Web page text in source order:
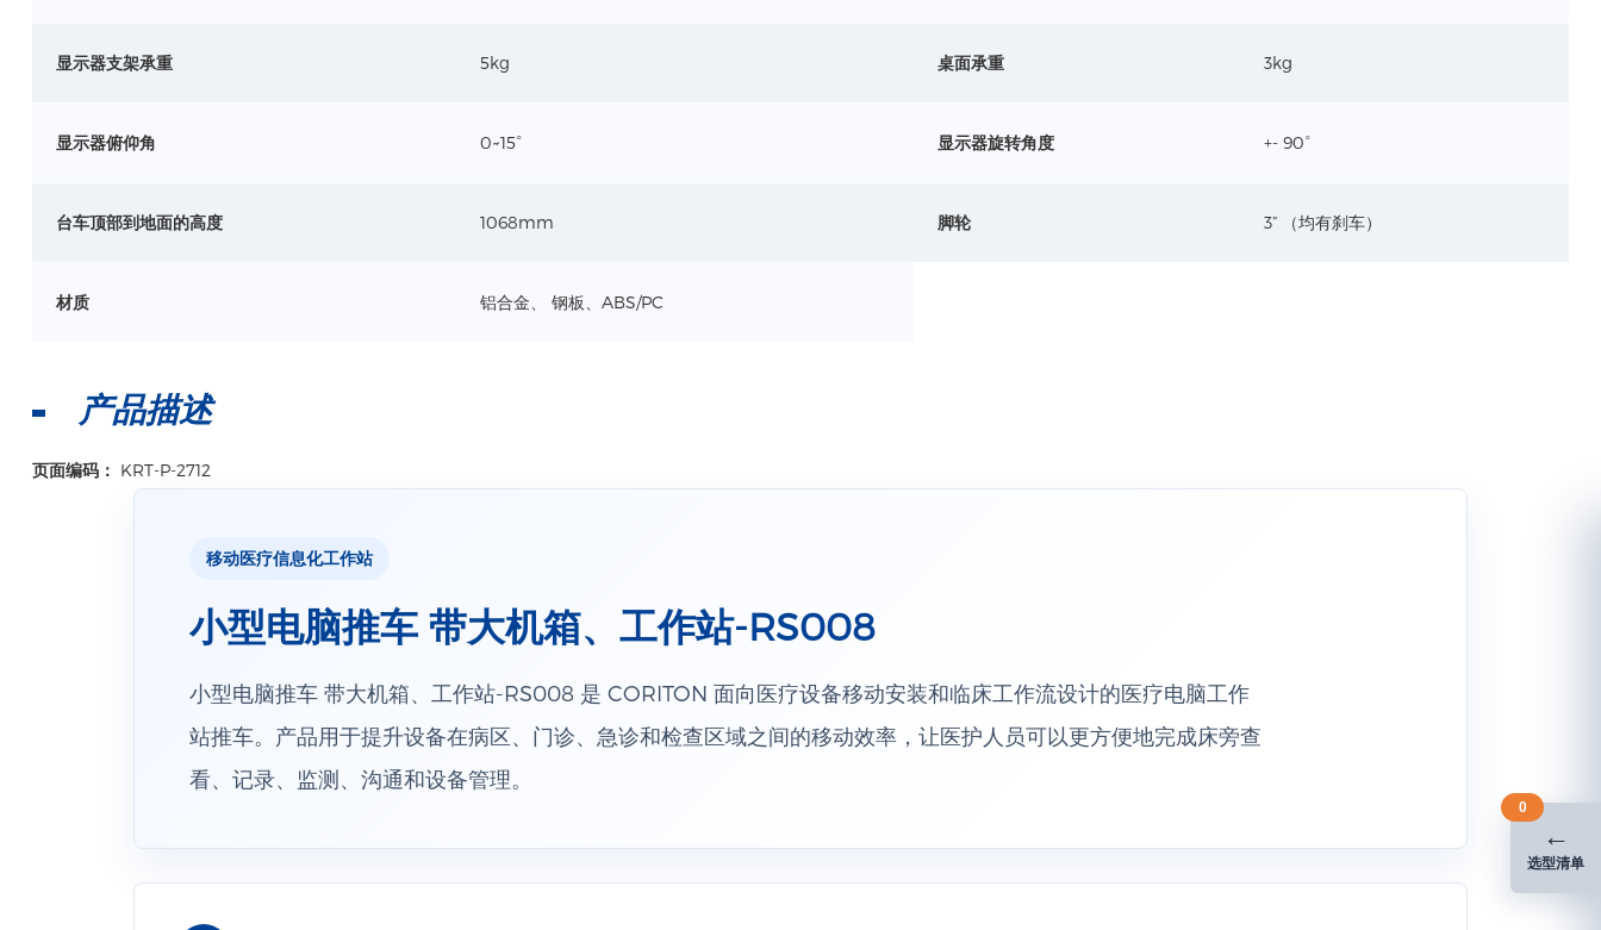
显示器支架承重 5kg 桌面承重 3kg
显示器俯仰角 0~15° 显示器旋转角度 +- 90°
台车顶部到地面的高度 1068mm 脚轮 3” （均有刹车）
材质 铝合金、 钢板、ABS/PC
产品描述
页面编码： KRT-P-2712
移动医疗信息化工作站
小型电脑推车 带大机箱、工作站-RS008
小型电脑推车 带大机箱、工作站-RS008 是 CORITON 面向医疗设备移动安装和临床工作流设计的医疗电脑工作
站推车。产品用于提升设备在病区、门诊、急诊和检查区域之间的移动效率，让医护人员可以更方便地完成床旁查
看、记录、监测、沟通和设备管理。
←
选型清单
0